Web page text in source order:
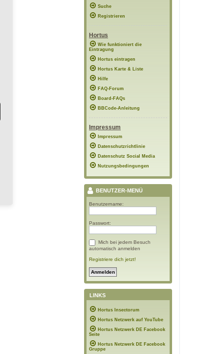
Suche
Registrieren
Hortus
Wie funktioniert die
Eintragung
Hortus eintragen
Hortus Karte & Liste
Hilfe
FAQ-Forum
Board-FAQs
BBCode-Anleitung
Impressum
Impressum
Datenschutzrichtlinie
Datenschutz Social Media
Nutzungsbedingungen
BENUTZER-MENÜ
Benutzername:
Passwort:
Mich bei jedem Besuch
automatisch anmelden
Registriere dich jetzt!
LINKS
Hortus Insectorum
Hortus Netzwerk auf YouTube
Hortus Netzwerk DE Facebook
Seite
Hortus Netzwerk DE Facebook
Gruppe